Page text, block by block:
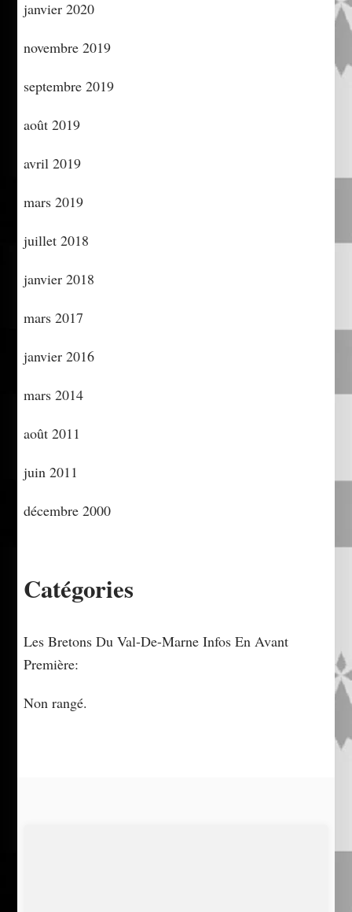
janvier 2020
novembre 2019
septembre 2019
août 2019
avril 2019
mars 2019
juillet 2018
janvier 2018
mars 2017
janvier 2016
mars 2014
août 2011
juin 2011
décembre 2000
Catégories
Les Bretons Du Val-De-Marne Infos En Avant
Première:
Non rangé.